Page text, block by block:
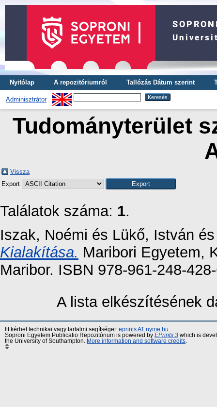
Nyitólap A repozitóriumról Tallózás Dátum szerint
Adminisztrátor
Tudományterület
Vissza
Export
Találatok száma: 1.
Iszak, Noémi és Lükő, István
Kialakítása. Maribori Egyetem,
Maribor. ISBN 978-961-248-
A lista elkészítésének
Itt kérhet technikai vagy tartalmi segítséget: eprints AT nyme.hu
Soproni Egyetem Publicatio Repozitórium is powered by EPrints 3 which is
the University of Southampton.
More information and software credits
©